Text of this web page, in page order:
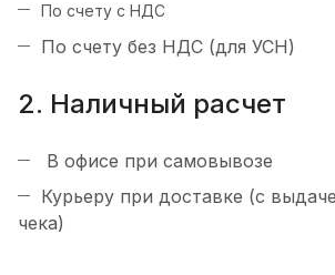
По счету с НДС
По счету без НДС (для УСН)
2. Наличный расчет
В офисе при самовывозе
Курьеру при доставке (с
чека)